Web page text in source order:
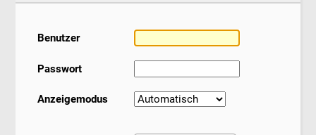
Benutzer
Passwort
Anzeigemodus